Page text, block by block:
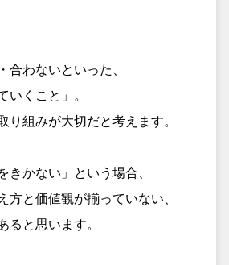
合わないといった、
いくこと」。
り組みが大切だと考えます。
きかない」という場合、
方と価値観が揃っていない、
ると思います。